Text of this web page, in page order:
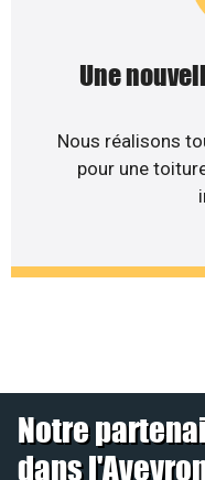
Une
Nous réalisons
pour une
Notre
dans